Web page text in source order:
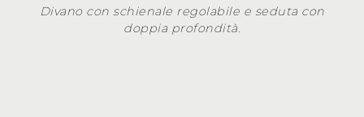
Divano con schienale regolabile e seduta con
doppia profondità.